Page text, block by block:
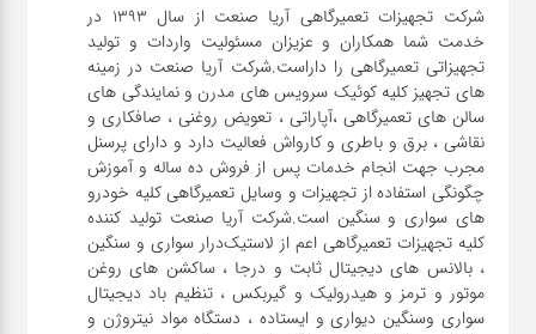
شرکت تجهیزات تعمیرگاهی آریا صنعت از سال ۱۳۹۳ در
خدمت شما همکاران و عزیزان مسئولیت واردات و تولید
تجهیزاتی تعمیرگاهی را داراست.شرکت آریا صنعت در زمینه
های تجهیز کلیه کوئیک سرویس های مدرن و نمایندگی های
سالن های تعمیرگاهی ،آپاراتی ، تعویض روغنی ، صافکاری و
نقاشی ، برق و باطری و کارواش فعالیت دارد و دارای پرسنل
مجرب جهت انجام خدمات پس از فروش ده ساله و آموزش
چگونگی استفاده از تجهیزات و وسایل تعمیرگاهی کلیه خودرو
های سواری و سنگین است.شرکت آریا صنعت تولید کننده
کلیه تجهیزات تعمیرگاهی اعم از لاستیک‌درار سواری و ‌سنگین
، بالانس های دیجیتال ثابت و درجا ، ساکشن های روغن
موتور و ترمز و هیدرولیک و گیربکس ، تنظیم باد دیجیتال
سواری و‌سنگین دیواری و ایستاده ، دستگاه مواد نیتروژن و